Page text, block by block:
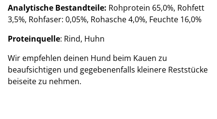
Analytische Bestandteile: Rohprotein 65,0%, Rohfett
3,5%, Rohfaser: 0,05%, Rohasche 4,0%, Feuchte 16,0%
Proteinquelle: Rind, Huhn
Wir empfehlen deinen Hund beim Kauen zu
beaufsichtigen und gegebenenfalls kleinere Reststücke
beiseite zu nehmen.